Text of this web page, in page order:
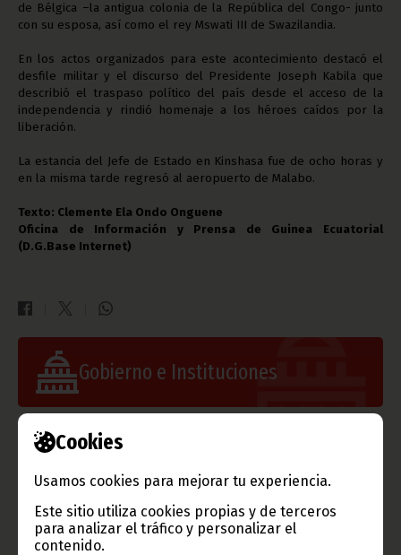
Cookies
Usamos cookies para mejorar tu experiencia.
Este sitio utiliza cookies propias y de terceros
para analizar el tráfico y personalizar el
contenido.
de Bélgica –la antigua colonia de la República del Congo- junto
con su esposa, así como el rey Mswati III de Swazilandia.
En los actos organizados para este acontecimiento destacó el
desfile militar y el discurso del Presidente Joseph Kabila que
describió el traspaso político del país desde el acceso de la
independencia y rindió homenaje a los héroes caídos por la
liberación.
La estancia del Jefe de Estado en Kinshasa fue de ocho horas y
en la misma tarde regresó al aeropuerto de Malabo.
Texto: Clemente Ela Ondo Onguene
Oficina de Información y Prensa de Guinea Ecuatorial
(D.G.Base Internet)
Gobierno e Instituciones
TVGE